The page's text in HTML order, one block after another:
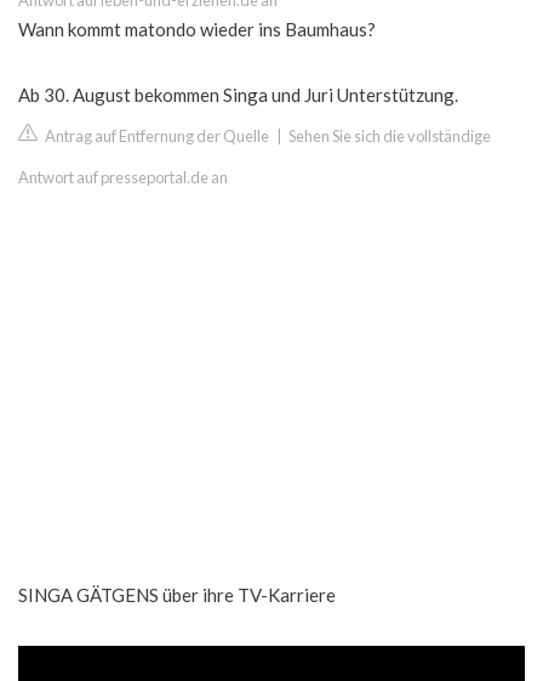
Wann kommt matondo wieder ins Baumhaus?
Ab 30. August bekommen Singa und Juri Unterstützung.
Antrag auf Entfernung der Quelle Sehen Sie sich die vollständige
Antwort auf presseportal.de an
SINGA GÄTGENS über ihre TV-Karriere